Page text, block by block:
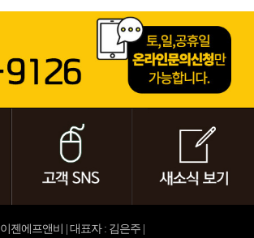
이젠에프앤비 | 대표자 : 김은주 |